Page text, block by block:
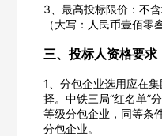
3、最高投标限价：不
（大写：人民币壹佰零
三、投标人资格要求
1、分包企业选用应在
择。中铁三局“红名单”
等级分包企业，同等条
分包企业。